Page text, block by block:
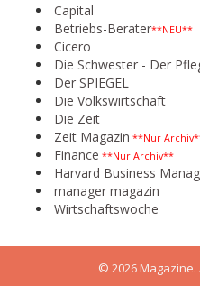
Capital
Betriebs-Berater**NEU**
Cicero
Die Schwester - Der
Der SPIEGEL
Die Volkswirtschaft
Die Zeit
Zeit Magazin **Nur
Finance **Nur Archiv**
Harvard Business
manager magazin
Wirtschaftswoche
© 2026 Magazine.